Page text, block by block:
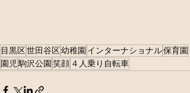
目黒区世田谷区幼稚園 インターナショナル保育園
園児 駒沢公園 笑顔 ４人乗り自転車